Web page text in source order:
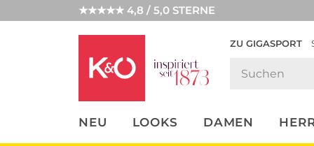
★★★★★ 4,8 / 5,0 STERNE
ZU GIGASPORT
NEU LOOKS DAMEN
UNSERE APP
CLICK &